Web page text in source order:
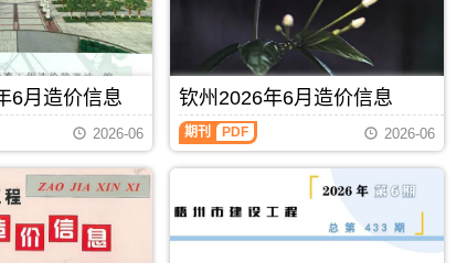
6月造价信息
2026-06
钦州2026年6月造价信息
钦
州
月
造
期刊 PDF 2026-06